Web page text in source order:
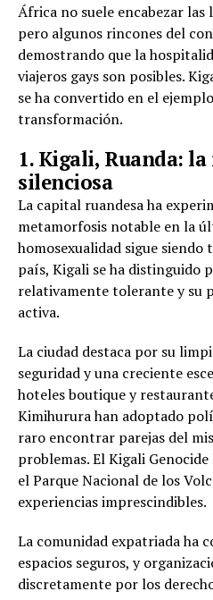
África no suele encabezar las
pero algunos rincones del
demostrando que la
viajeros gays son posibles.
se ha convertido en el
transformación.
1. Kigali, Ruanda:
silenciosa
La capital ruandesa ha
metamorfosis notable en la
homosexualidad sigue
país, Kigali se ha distinguido
relativamente tolerante y su
activa.
La ciudad destaca por su
seguridad y una creciente
hoteles boutique y
Kimihurura han adoptado
raro encontrar parejas del
problemas. El Kigali
el Parque Nacional de los
experiencias imprescindibles.
La comunidad expatriada ha
espacios seguros, y
discretamente por los